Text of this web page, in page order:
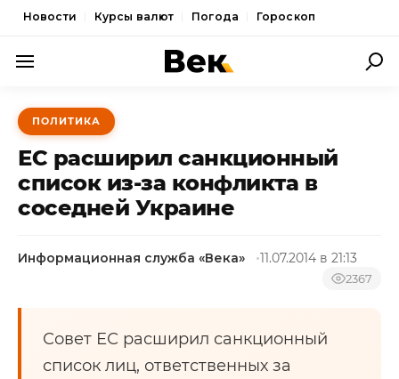
Новости Курсы валют Погода Гороскоп
ПОЛИТИКА
ЭКОНОМИКА
ОБЩЕСТВО
СПОРТ
ПОЛИТИКА
ЕС расширил санкционный
список из-за конфликта в
соседней Украине
Информационная служба «Века» 11.07.2014 в 21:13
2367
Совет ЕС расширил санкционный
список лиц, ответственных за